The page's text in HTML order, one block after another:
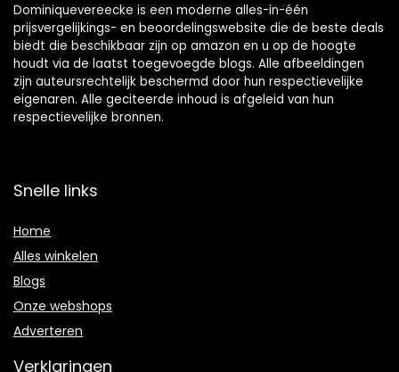
Dominiquevereecke is een moderne alles-in-één
prijsvergelijkings- en beoordelingswebsite die de beste deals
biedt die beschikbaar zijn op amazon en u op de hoogte
houdt via de laatst toegevoegde blogs. Alle afbeeldingen
zijn auteursrechtelijk beschermd door hun respectievelijke
eigenaren. Alle geciteerde inhoud is afgeleid van hun
respectievelijke bronnen.
Snelle links
Home
Alles winkelen
Blogs
Onze webshops
Adverteren
Verklaringen